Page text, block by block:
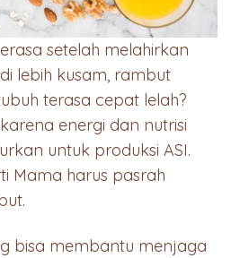
setelah melahirkan
lebih kusam, rambut
terasa cepat lelah?
energi dan nutrisi
untuk produksi ASI.
Mama harus pasrah
bisa membantu menjaga